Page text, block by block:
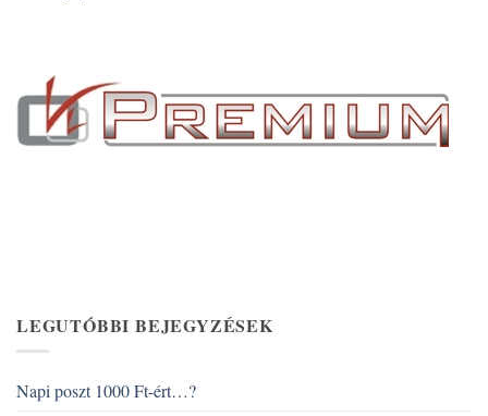
LEGUTÓBBI BEJEGYZÉSEK
Napi poszt 1000 Ft-ért…?